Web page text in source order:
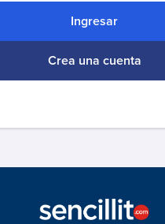
Alarmas
Vespucio Oriente (AVO)
Ingresar
Crea una cuenta